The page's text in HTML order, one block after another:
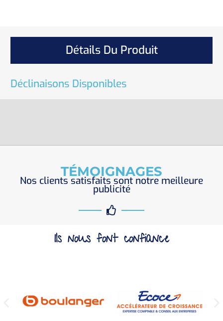
Détails Du Produit
Déclinaisons Disponibles
TÉMOIGNAGES
Nos clients satisfaits sont notre meilleure
publicité
Ils nous font confiance